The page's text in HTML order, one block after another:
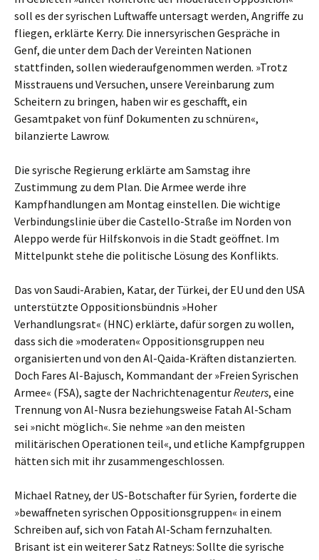
soll es der syrischen Luftwaffe untersagt werden, Angriffe zu
fliegen, erklärte Kerry. Die innersyrischen Gespräche in
Genf, die unter dem Dach der Vereinten Nationen
stattfinden, sollen wiederaufgenommen werden. »Trotz
Misstrauens und Versuchen, unsere Vereinbarung zum
Scheitern zu bringen, haben wir es geschafft, ein
Gesamtpaket von fünf Dokumenten zu schnüren«,
bilanzierte Lawrow.
Die syrische Regierung erklärte am Samstag ihre
Zustimmung zu dem Plan. Die Armee werde ihre
Kampfhandlungen am Montag einstellen. Die wichtige
Verbindungslinie über die Castello-Straße im Norden von
Aleppo werde für Hilfskonvois in die Stadt geöffnet. Im
Mittelpunkt stehe die politische Lösung des Konflikts.
Das von Saudi-Arabien, Katar, der Türkei, der EU und den USA
unterstützte Oppositionsbündnis »Hoher
Verhandlungsrat« (HNC) erklärte, dafür sorgen zu wollen,
dass sich die »moderaten« Oppositionsgruppen neu
organisierten und von den Al-Qaida-Kräften distanzierten.
Doch Fares Al-Bajusch, Kommandant der »Freien Syrischen
Armee« (FSA), sagte der NachrichtenagenturReuters, eine
Trennung von Al-Nusra beziehungsweise Fatah Al-Scham
sei »nicht möglich«. Sie nehme »an den meisten
militärischen Operationen teil«, und etliche Kampfgruppen
hätten sich mit ihr zusammengeschlossen.
Michael Ratney, der US-Botschafter für Syrien, forderte die
»bewaffneten syrischen Oppositionsgruppen« in einem
Schreiben auf, sich von Fatah Al-Scham fernzuhalten.
Brisant ist ein weiterer Satz Ratneys: Sollte die syrische